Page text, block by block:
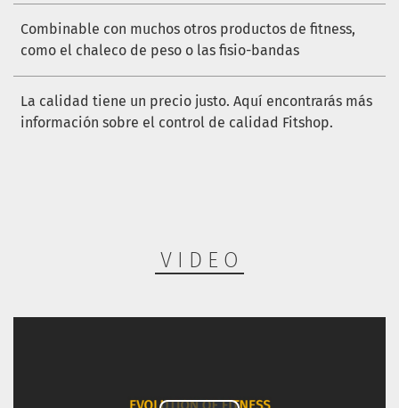
Combinable con muchos otros productos de fitness,
como el chaleco de peso o las fisio-bandas
La calidad tiene un precio justo. Aquí encontrarás más
información sobre el control de calidad Fitshop.
VIDEO